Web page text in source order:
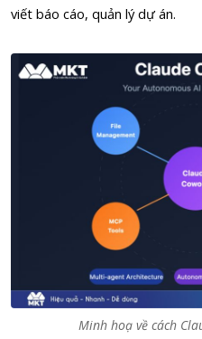
viết báo cáo, quản lý dự án.
Minh hoạ về cách